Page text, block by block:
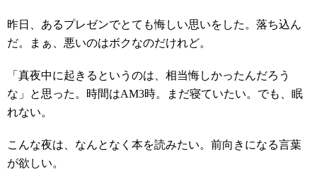
昨日、あるプレゼンでとても悔しい思いをした。落ち込ん
だ。まぁ、悪いのはボクなのだけれど。
「真夜中に起きるというのは、相当悔しかったんだろう
な」と思った。時間はAM3時。まだ寝ていたい。でも、眠
れない。
こんな夜は、なんとなく本を読みたい。前向きになる言葉
が欲しい。